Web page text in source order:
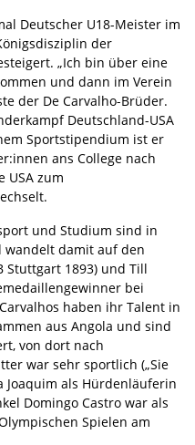
Deutscher U18-Meister im
der
„Ich bin über eine
und dann im Verein
der De Carvalho-Brüder.
Deutschland-USA
Sportstipendium ist er
ans College nach
USA zum
und Studium sind in
wandelt damit auf den
Stuttgart 1893) und Till
bei
haben ihr Talent in
aus Angola und sind
von dort nach
war sehr sportlich („Sie
Joaquim als Hürdenläuferin
Domingo Castro war als
Spielen am